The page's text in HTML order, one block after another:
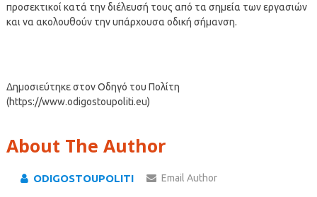
προσεκτικοί κατά την διέλευσή τους από τα σημεία των εργασιών
και να ακολουθούν την υπάρχουσα οδική σήμανση.
Δημοσιεύτηκε στον Οδηγό του Πολίτη
(https://www.odigostoupoliti.eu)
About The Author
ODIGOSTOUPOLITI Email Author